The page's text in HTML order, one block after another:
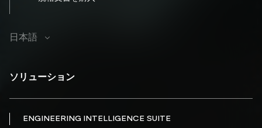
日本語
ソリューション
ENGINEERING INTELLIGENCE SUITE